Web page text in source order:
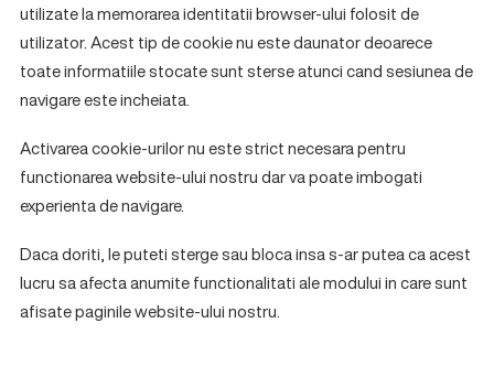
utilizate la memorarea identitatii browser-ului folosit de
utilizator. Acest tip de cookie nu este daunator deoarece
toate informatiile stocate sunt sterse atunci cand sesiunea de
navigare este incheiata.
Activarea cookie-urilor nu este strict necesara pentru
functionarea website-ului nostru dar va poate imbogati
experienta de navigare.
Daca doriti, le puteti sterge sau bloca insa s-ar putea ca acest
lucru sa afecta anumite functionalitati ale modului in care sunt
afisate paginile website-ului nostru.